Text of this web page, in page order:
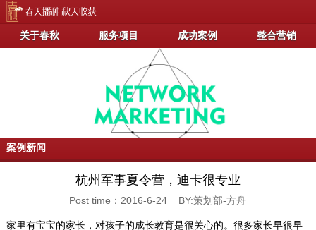
关于春秋 服务项目 成功案例 整合营销
案例新闻
杭州军事夏令营，迪卡很专业
Post time：2016-6-24 BY:策划部-方舟
家里有宝宝的家长，对孩子的成长教育是很关心的。很多家长早很早